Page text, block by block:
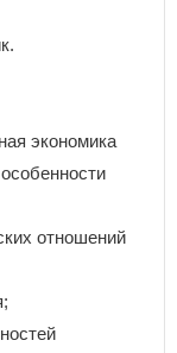
экономика
отношений